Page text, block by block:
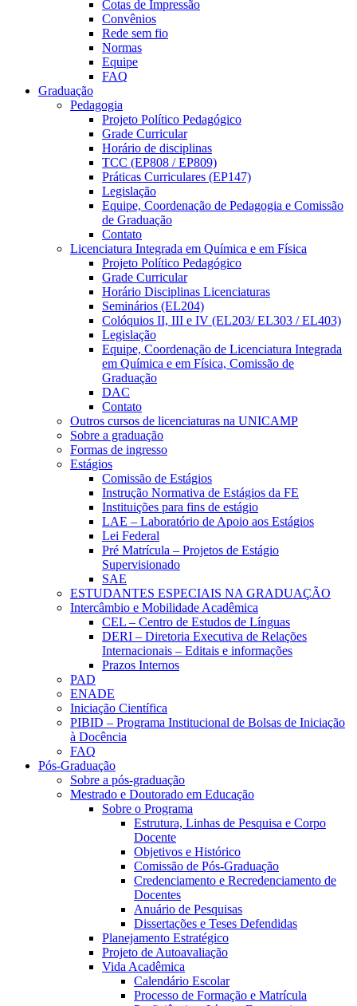
Cotas de Impressão
Convênios
Rede sem fio
Normas
Equipe
FAQ
Graduação
Pedagogia
Projeto Político Pedagógico
Grade Curricular
Horário de disciplinas
TCC (EP808 / EP809)
Práticas Curriculares (EP147)
Legislação
Equipe, Coordenação de Pedagogia e Comissão
de Graduação
Contato
Licenciatura Integrada em Química e em Física
Projeto Político Pedagógico
Grade Curricular
Horário Disciplinas Licenciaturas
Seminários (EL204)
Colóquios II, III e IV (EL203/ EL303 / EL403)
Legislação
Equipe, Coordenação de Licenciatura Integrada
em Química e em Física, Comissão de
Graduação
DAC
Contato
Outros cursos de licenciaturas na UNICAMP
Sobre a graduação
Formas de ingresso
Estágios
Comissão de Estágios
Instrução Normativa de Estágios da FE
Instituições para fins de estágio
LAE – Laboratório de Apoio aos Estágios
Lei Federal
Pré Matrícula – Projetos de Estágio
Supervisionado
SAE
ESTUDANTES ESPECIAIS NA GRADUAÇÃO
Intercâmbio e Mobilidade Acadêmica
CEL – Centro de Estudos de Línguas
DERI – Diretoria Executiva de Relações
Internacionais – Editais e informações
Prazos Internos
PAD
ENADE
Iniciação Científica
PIBID – Programa Institucional de Bolsas de Iniciação
à Docência
FAQ
Pós-Graduação
Sobre a pós-graduação
Mestrado e Doutorado em Educação
Sobre o Programa
Estrutura, Linhas de Pesquisa e Corpo
Docente
Objetivos e Histórico
Comissão de Pós-Graduação
Credenciamento e Recredenciamento de
Docentes
Anuário de Pesquisas
Dissertações e Teses Defendidas
Planejamento Estratégico
Projeto de Autoavaliação
Vida Acadêmica
Calendário Escolar
Processo de Formação e Matrícula